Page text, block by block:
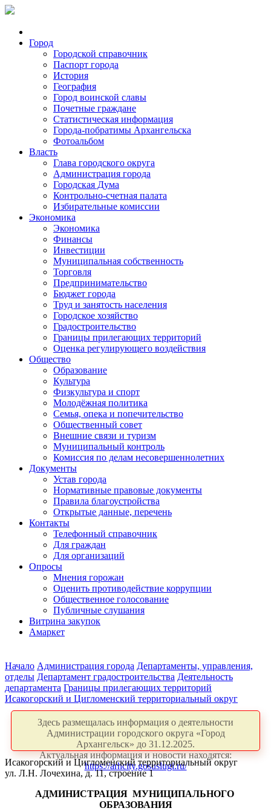
Город
Городской справочник
Паспорт города
История
География
Город воинской славы
Почетные граждане
Статистическая информация
Города-побратимы Архангельска
Фотоальбом
Власть
Глава городского округа
Администрация города
Городская Дума
Контрольно-счетная палата
Избирательные комиссии
Экономика
Экономика
Финансы
Инвестиции
Муниципальная собственность
Торговля
Предпринимательство
Бюджет города
Труд и занятость населения
Городское хозяйство
Градостроительство
Границы прилегающих территорий
Оценка регулирующего воздействия
Общество
Образование
Культура
Физкультура и спорт
Молодёжная политика
Семья, опека и попечительство
Общественный совет
Внешние связи и туризм
Муниципальный контроль
Комиссия по делам несовершеннолетних
Документы
Устав города
Нормативные правовые документы
Правила благоустройства
Открытые данные, перечень
Контакты
Телефонный справочник
Для граждан
Для организаций
Опросы
Мнения горожан
Оценить противодействие коррупции
Общественное голосование
Публичные слушания
Витрина закупок
Амаркет
Начало Администрация города Департаменты, управления,
отделы Департамент градостроительства Деятельность
департамента Границы прилегающих территорий
Исакогорский и Цигломенский территориальный округ
Здесь размещалась информация о деятельности
Администрации городского округа «Город
Архангельск» до 31.12.2025.
Актуальная информация и новости находятся:
https://arhcity.gosuslugi.ru/
Исакогорский и Цигломенский территориальный округ
ул. Л.Н. Лочехина, д. 11, строение 1
АДМИНИСТРАЦИЯ МУНИЦИПАЛЬНОГО
ОБРАЗОВАНИЯ